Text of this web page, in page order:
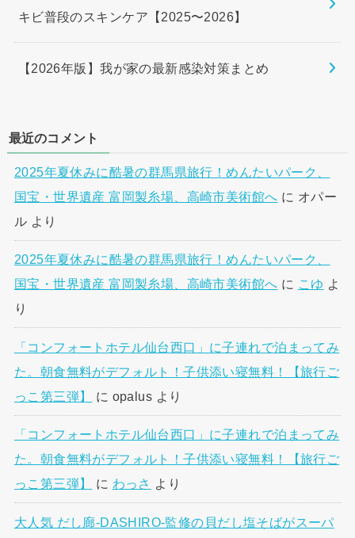
キビ普段のスキンケア【2025〜2026】
【2026年版】我が家の最新感染対策まとめ
最近のコメント
2025年夏休みに酷暑の群馬県旅行！めんたいパーク、
国宝・世界遺産 富岡製糸場、高崎市美術館へ に オパー
ル より
2025年夏休みに酷暑の群馬県旅行！めんたいパーク、
国宝・世界遺産 富岡製糸場、高崎市美術館へ に こゆ よ
り
「コンフォートホテル仙台西口」に子連れで泊まってみ
た。朝食無料がデフォルト！子供添い寝無料！【旅行ご
っこ第三弾】
に opalus より
「コンフォートホテル仙台西口」に子連れで泊まってみ
た。朝食無料がデフォルト！子供添い寝無料！【旅行ご
っこ第三弾】
に わっさ より
大人気 だし廊-DASHIRO-監修の貝だし塩そばがスーパ